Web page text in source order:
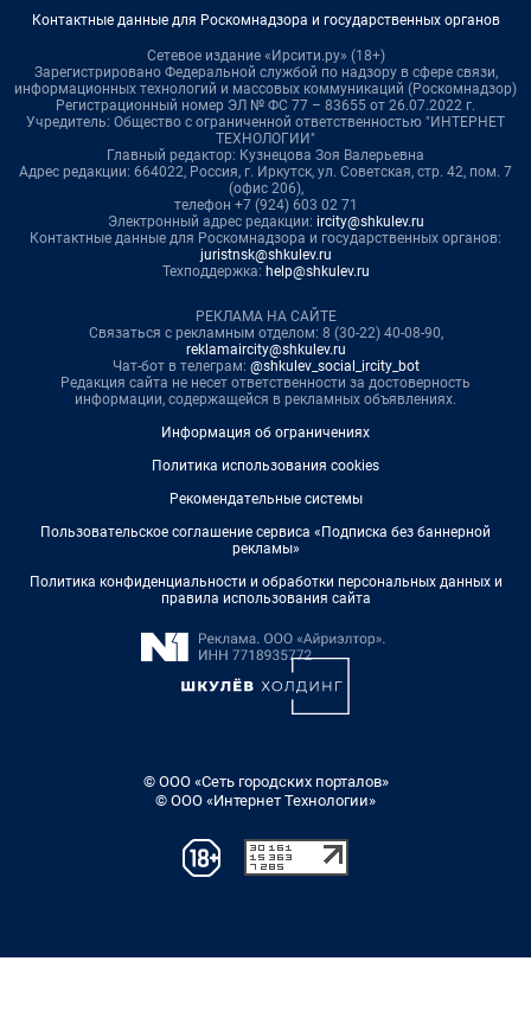
Контактные данные для Роскомнадзора и государственных органов
Сетевое издание «Ирсити.ру» (18+)
Зарегистрировано Федеральной службой по надзору в сфере связи,
информационных технологий и массовых коммуникаций (Роскомнадзор)
Регистрационный номер ЭЛ № ФС 77 – 83655 от 26.07.2022 г.
Учредитель: Общество с ограниченной ответственностью "ИНТЕРНЕТ
ТЕХНОЛОГИИ"
Главный редактор: Кузнецова Зоя Валерьевна
Адрес редакции: 664022, Россия, г. Иркутск, ул. Советская, стр. 42, пом. 7
(офис 206),
телефон +7 (924) 603 02 71
Электронный адрес редакции: ircity@shkulev.ru
Контактные данные для Роскомнадзора и государственных органов:
juristnsk@shkulev.ru
Техподдержка: help@shkulev.ru
РЕКЛАМА НА САЙТЕ
Связаться с рекламным отделом: 8 (30-22) 40-08-90,
reklamaircity@shkulev.ru
Чат-бот в телеграм: @shkulev_social_ircity_bot
Редакция сайта не несет ответственности за достоверность
информации, содержащейся в рекламных объявлениях.
Информация об ограничениях
Политика использования cookies
Рекомендательные системы
Пользовательское соглашение сервиса «Подписка без баннерной
рекламы»
Политика конфиденциальности и обработки персональных данных и
правила использования сайта
© ООО «Сеть городских порталов»
© ООО «Интернет Технологии»